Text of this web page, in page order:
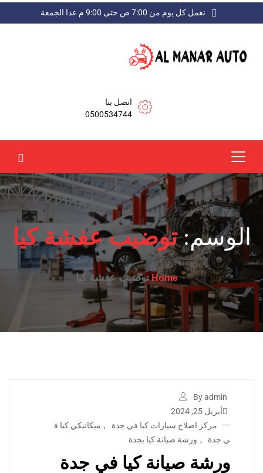
نعمل كل يوم من 7:00 ص حتى 9:00 م عدا الجمعة
اتصل بنا
0500534744
الوسم:توضيب عفشة كيا
Homeتوضيب عفشة كيا
By admin
أبريل 25, 2024
مركز اصلاح سيارات كيا في جدة
, ميكانيكي كيا ف
ي جدة
, ورشة صيانة كيا بجدة
ورشة صيانة كيا في جدة